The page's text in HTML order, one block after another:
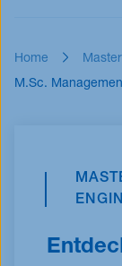
Home
Master
M.Sc.